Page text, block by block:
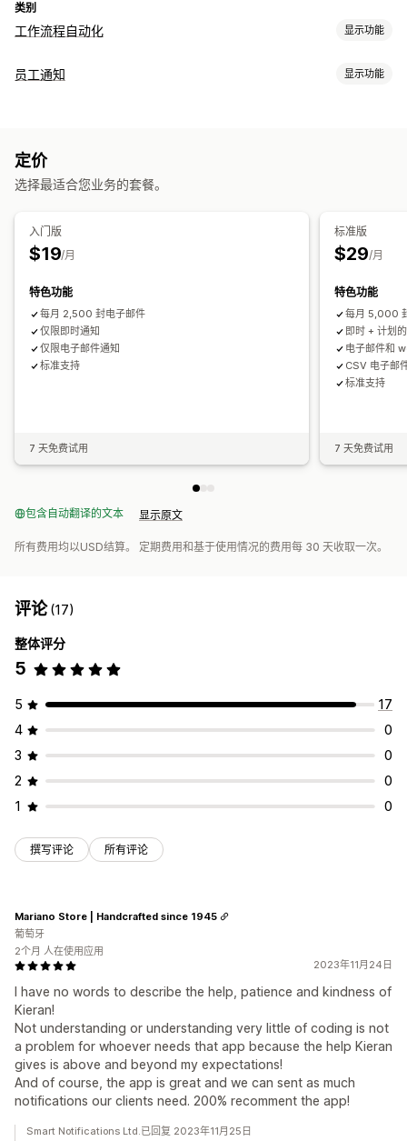
类别
工作流程自动化 显示功能
自动化任务
自定义
条件逻辑 自定义触发器
员工通知 显示功能
定价
选择最适合您业务的套餐。
入门版
$19/月
特色功能
每月 2,500 封电子邮件
仅限即时通知
仅限电子邮件通知
标准支持
7 天免费试用
标准版
$29/月
特色功能
每月 5,000
即时 + 计划
电子邮件和
CSV 电子邮
标准支持
7 天免费试用
包含自动翻译的文本 显示原文
所有费用均以USD结算。 定期费用和基于使用情况的费用每 30 天收取一次。
评论(17)
整体评分
5
5
17
4
0
3
0
2
0
1
0
撰写评论 所有评论
2023年11月24日
I have no words to describe the help, patience and kindness of
Kieran!
Not understanding or understanding very little of coding is not
a problem for whoever needs that app because the help Kieran
gives is above and beyond my expectations!
And of course, the app is great and we can sent as much
notifications our clients need. 200% recomment the app!
Mariano Store | Handcrafted since 1945
葡萄牙
2个月 人在使用应用
Smart Notifications Ltd.已回复 2023年11月25日